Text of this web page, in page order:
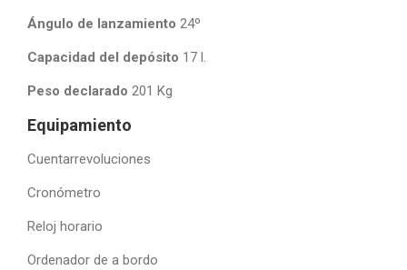
Ángulo de lanzamiento 24º
Capacidad del depósito 17 l.
Peso declarado 201 Kg
Equipamiento
Cuentarrevoluciones
Cronómetro
Reloj horario
Ordenador de a bordo